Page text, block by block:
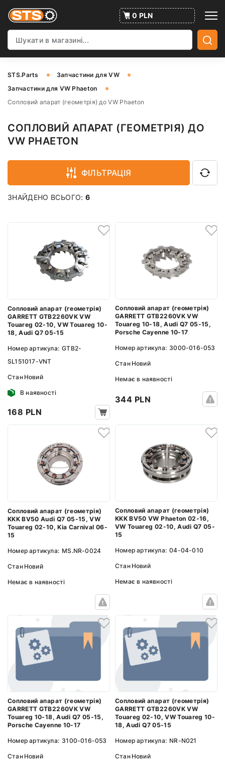
0 PLN
STS.Parts
Запчастини для VW
Запчастини для VW Phaeton
Сопловий апарат (геометрія) до VW Phaeton
СОПЛОВИЙ АПАРАТ (ГЕОМЕТРІЯ) ДО
VW PHAETON
ФІЛЬТРАЦІЯ
ЗНАЙДЕНО ВСЬОГО: 6
Сопловий апарат (геометрія)
GARRETT GTB2260VK VW
Touareg 02-10, VW Touareg 10-
18, Audi Q7 05-15
Номер артикула: GTB2-
SL151017-VNT
Стан Новий
В наявності
168 PLN
Сопловий апарат (геометрія)
GARRETT GTB2260VK VW
Touareg 10-18, Audi Q7 05-15,
Porsche Cayenne 10-17
Номер артикула: 3000-016-053
Стан Новий
Немає в наявності
344 PLN
Сопловий апарат (геометрія)
KKK BV50 Audi Q7 05-15, VW
Touareg 02-10, Kia Carnival 06-
15
Номер артикула: MS.NR-0024
Стан Новий
Немає в наявності
Сопловий апарат (геометрія)
KKK BV50 VW Phaeton 02-16,
VW Touareg 02-10, Audi Q7 05-
15
Номер артикула: 04-04-010
Стан Новий
Немає в наявності
Сопловий апарат (геометрія)
GARRETT GTB2260VK VW
Touareg 10-18, Audi Q7 05-15,
Porsche Cayenne 10-17
Номер артикула: 3100-016-053
Стан Новий
Сопловий апарат (геометрія)
GARRETT GTB2260VK VW
Touareg 02-10, VW Touareg 10-
18, Audi Q7 05-15
Номер артикула: NR-N021
Стан Новий